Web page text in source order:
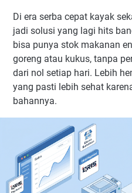
Di era serba cepat kayak
jadi solusi yang lagi hits
bisa punya stok makanan
goreng atau kukus, tanpa
dari nol setiap hari. Lebih
yang pasti lebih sehat
bahannya.